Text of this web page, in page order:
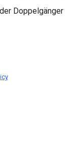
Doppelgänger